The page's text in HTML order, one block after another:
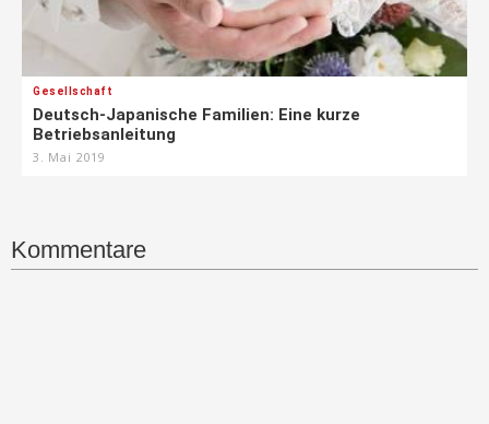
Gesellschaft
Deutsch-Japanische Familien: Eine kurze
Betriebsanleitung
3. Mai 2019
Kommentare